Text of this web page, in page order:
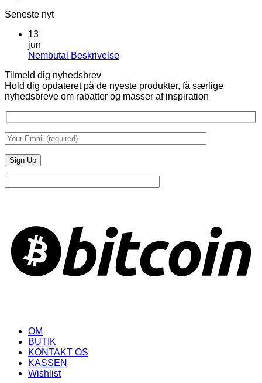
Seneste nyt
13
jun
Nembutal BeskrivelseIngen
Nembutal
Beskrivelse
Tilmeld dig nyhedsbrev
Hold dig opdateret på de nyeste produkter, få særlige
nyhedsbreve om rabatter og masser af inspiration
OM
BUTIK
KONTAKT OS
KASSEN
Wishlist